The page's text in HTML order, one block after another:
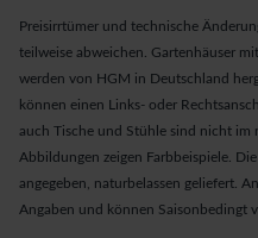
Preisirrtümer und technische
teilweise abweichen. Gartenhäuser
werden von HGM in Deutschland
können einen Links- oder
auch Tische und Stühle sind nicht im
Abbildungen zeigen Farbbeispiele.
angegeben, naturbelassen geliefert.
Angaben und können Saisonbedingt